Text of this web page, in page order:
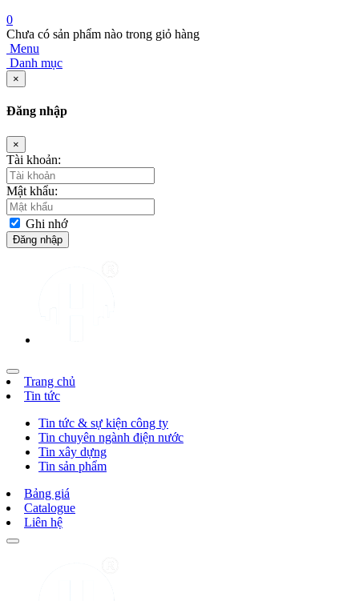
0
Chưa có sản phẩm nào trong giỏ hàng
Menu
Danh mục
×
Đăng nhập
×
Tài khoản:
Mật khẩu:
Ghi nhớ
Trang chủ
Tin tức
Tin tức & sự kiện công ty
Tin chuyên ngành điện nước
Tin xây dựng
Tin sản phẩm
Bảng giá
Catalogue
Liên hệ